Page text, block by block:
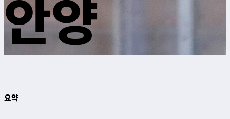
안양
요약